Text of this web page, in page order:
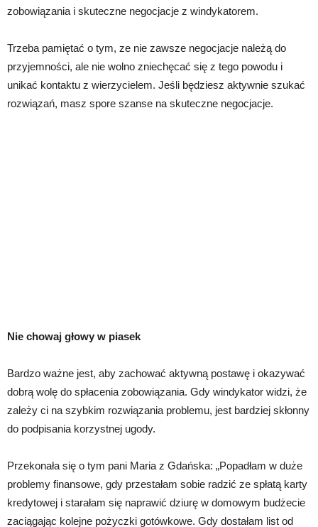
zobowiązania i skuteczne negocjacje z windykatorem.
Trzeba pamiętać o tym, ze nie zawsze negocjacje należą do
przyjemności, ale nie wolno zniechęcać się z tego powodu i
unikać kontaktu z wierzycielem. Jeśli będziesz aktywnie szukać
rozwiązań, masz spore szanse na skuteczne negocjacje.
Nie chowaj głowy w piasek
Bardzo ważne jest, aby zachować aktywną postawę i okazywać
dobrą wolę do spłacenia zobowiązania. Gdy windykator widzi, że
zależy ci na szybkim rozwiązania problemu, jest bardziej skłonny
do podpisania korzystnej ugody.
Przekonała się o tym pani Maria z Gdańska: „Popadłam w duże
problemy finansowe, gdy przestałam sobie radzić ze spłatą karty
kredytowej i starałam się naprawić dziurę w domowym budżecie
zaciągając kolejne pożyczki gotówkowe. Gdy dostałam list od